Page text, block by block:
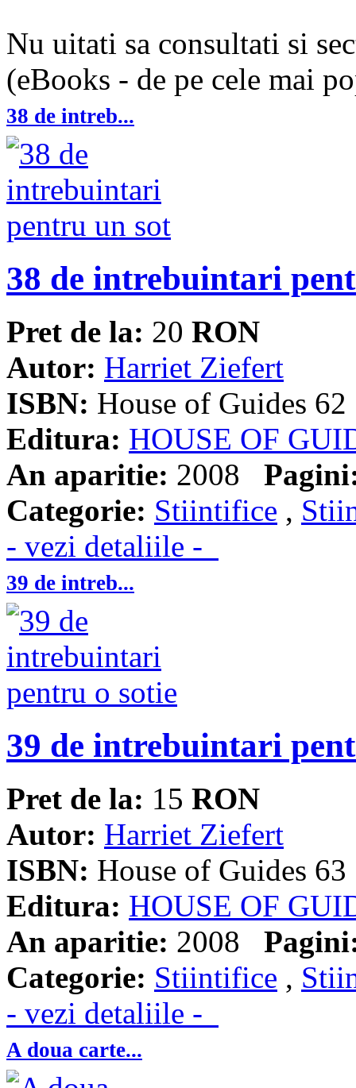
Nu uitati sa consultati si
(eBooks - de pe cele mai
38 de intreb...
38 de intrebuintari
Pret de la: 20 RON
Autor: Harriet Ziefert
ISBN: House of Guides 62
Editura: HOUSE OF
An aparitie: 2008
Categorie: Stiintifice ,
- vezi detaliile -
39 de intreb...
39 de intrebuintari
Pret de la: 15 RON
Autor: Harriet Ziefert
ISBN: House of Guides 63
Editura: HOUSE OF
An aparitie: 2008
Categorie: Stiintifice ,
- vezi detaliile -
A doua carte...